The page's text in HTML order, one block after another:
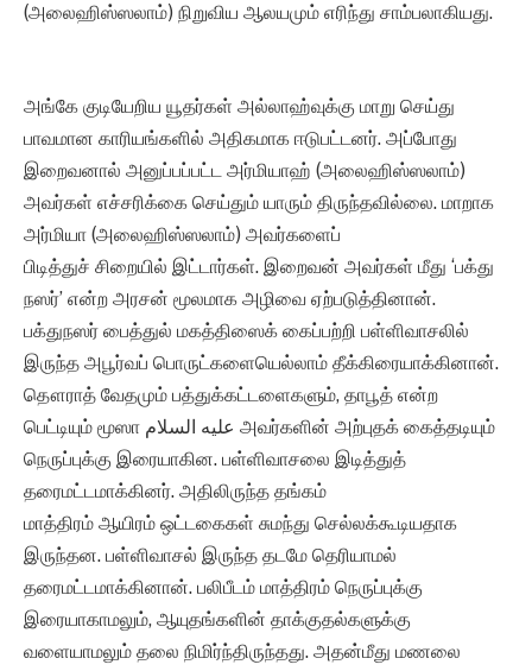
(அலைஹிஸ்ஸலாம்) நிறுவிய ஆலயமும் எரிந்து சாம்பலாகியது.
அங்கே குடியேறிய யூதர்கள் அல்லாஹ்வுக்கு மாறு செய்து
பாவமான காரியங்களில் அதிகமாக ஈடுபட்டனர். அப்போது
இறைவனால் அனுப்பப்பட்ட அர்மியாஹ் (அலைஹிஸ்ஸலாம்)
அவர்கள் எச்சரிக்கை செய்தும் யாரும் திருந்தவில்லை. மாறாக
அர்மியா (அலைஹிஸ்ஸலாம்) அவர்களைப்
பிடித்துச் சிறையில் இட்டார்கள். இறைவன் அவர்கள் மீது ‘பக்து
நஸர்’ என்ற அரசன் மூலமாக அழிவை ஏற்படுத்தினான்.
பக்துநஸர் பைத்துல் மகத்திஸைக் கைப்பற்றி பள்ளிவாசலில்
இருந்த அபூர்வப் பொருட்களையெல்லாம் தீக்கிரையாக்கினான்.
தௌராத் வேதமும் பத்துக்கட்டளைகளும், தாபூத் என்ற
பெட்டியும் மூஸா عليه السلام அவர்களின் அற்புதக் கைத்தடியும்
நெருப்புக்கு இரையாகின. பள்ளிவாசலை இடித்துத்
தரைமட்டமாக்கினர். அதிலிருந்த தங்கம்
மாத்திரம் ஆயிரம் ஒட்டகைகள் சுமந்து செல்லக்கூடியதாக
இருந்தன. பள்ளிவாசல் இருந்த தடமே தெரியாமல்
தரைமட்டமாக்கினான். பலிபீடம் மாத்திரம் நெருப்புக்கு
இரையாகாமலும், ஆயுதங்களின் தாக்குதல்களுக்கு
வளையாமலும் தலை நிமிர்ந்திருந்தது. அதன்மீது மணலை